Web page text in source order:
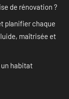
de rénovation ?
planifier chaque
maîtrisée et
un habitat